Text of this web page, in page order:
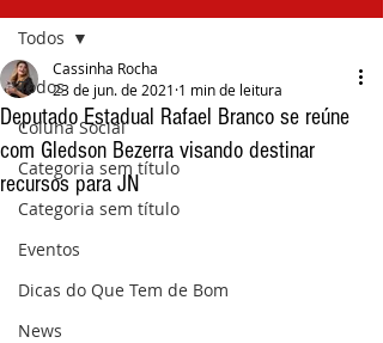
Todos
Coluna Social
Categoria sem título
Categoria sem título
Eventos
Dicas do Que Tem de Bom
News
Todos
Deputado Estadual Rafael Branco se reúne
com Gledson Bezerra visando destinar
recursos para JN
Cassinha Rocha
23 de jun. de 2021 1 min de leitura